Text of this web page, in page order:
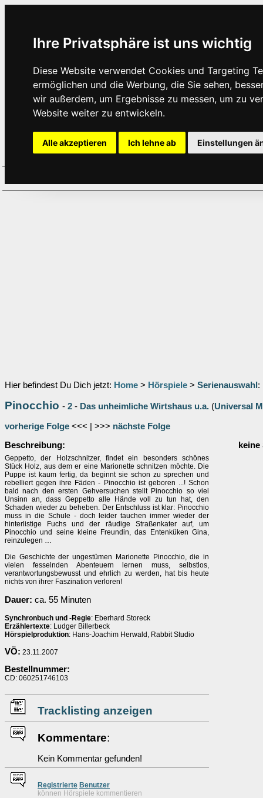
Ihre Privatsphäre ist uns wichtig
Diese Website verwendet Cookies und Targeting
ermöglichen und die Werbung, die Sie sehen,
wir außerdem, um Ergebnisse zu messen, um zu
Website weiter zu entwickeln.
Alle akzeptieren Ich lehne ab Einstellungen
Hier befindest Du Dich jetzt: Home > Hörspiele > Serienauswahl :
Pinocchio - 2 - Das unheimliche Wirtshaus u.a. (Universal
vorherige Folge <<< | >>> nächste Folge
Beschreibung:
Geppetto, der Holzschnitzer, findet ein besonders schönes
Stück Holz, aus dem er eine Marionette schnitzen möchte. Die
Puppe ist kaum fertig, da beginnt sie schon zu sprechen und
rebelliert gegen ihre Fäden - Pinocchio ist geboren ...! Schon
bald nach den ersten Gehversuchen stellt Pinocchio so viel
Unsinn an, dass Geppetto alle Hände voll zu tun hat, den
Schaden wieder zu beheben. Der Entschluss ist klar: Pinocchio
muss in die Schule - doch leider tauchen immer wieder der
hinterlistige Fuchs und der räudige Straßenkater auf, um
Pinocchio und seine kleine Freundin, das Entenküken Gina,
reinzulegen …
Die Geschichte der ungestümen Marionette Pinocchio, die in
vielen fesselnden Abenteuern lernen muss, selbstlos,
verantwortungsbewusst und ehrlich zu werden, hat bis heute
nichts von ihrer Faszination verloren!
Dauer: ca. 55 Minuten
Synchronbuch und -Regie: Eberhard Storeck
Erzählertexte: Ludger Billerbeck
Hörspielproduktion: Hans-Joachim Herwald, Rabbit Studio
VÖ: 23.11.2007
Bestellnummer:
CD: 060251746103
Tracklisting anzeigen
Kommentare:
Kein Kommentar gefunden!
Registrierte Benutzer
können Hörspiele kommentieren